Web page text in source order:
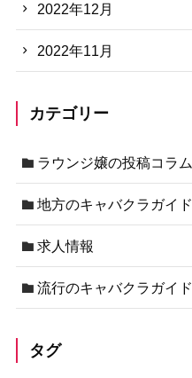
2022年12月
2022年11月
カテゴリー
ラウンジ嬢の投稿コラム
地方のキャバクラガイド
求人情報
流行のキャバクラガイド
タグ